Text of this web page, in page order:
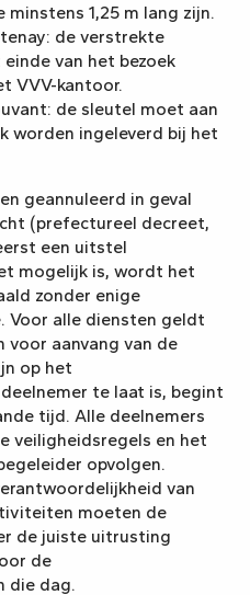
1,25 m lang zijn.
de verstrekte
van het bezoek
VVV-kantoor.
de sleutel moet aan
worden ingeleverd bij het
geannuleerd in geval
(prefectureel decreet,
een uitstel
mogelijk is, wordt het
zonder enige
Voor alle diensten geldt
voor aanvang van de
op het
te laat is, begint
tijd. Alle deelnemers
veiligheidsregels en het
opvolgen.
van
moeten de
de juiste uitrusting
de
die dag.